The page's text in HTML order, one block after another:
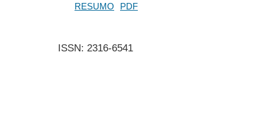
RESUMO PDF
ISSN: 2316-6541